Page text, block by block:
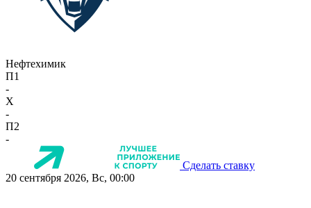
Нефтехимик
П1
-
X
-
П2
-
Сделать ставку
20 сентября 2026, Вс, 00:00